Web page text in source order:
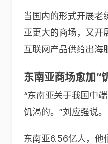
当国内的形式开展老
亚更大的商场，又开
互联网产品供给出海
东南亚商场愈加“
“东南亚关于我国中
饥渴的。”刘应强说。
东南亚6.56亿人，他